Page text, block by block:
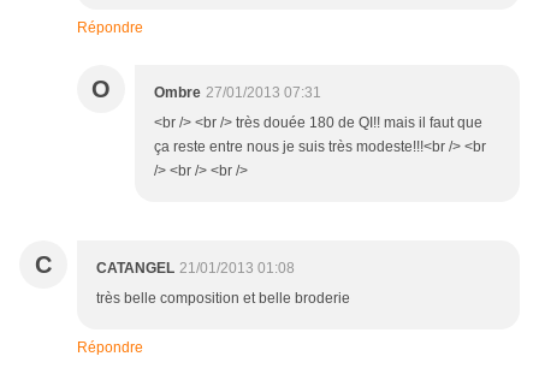
Répondre
O Ombre 27/01/2013 07:31
<br /> <br /> très douée 180 de QI!! mais il faut que
ça reste entre nous je suis très modeste!!!<br /> <br
/> <br /> <br />
C CATANGEL 21/01/2013 01:08
très belle composition et belle broderie
Répondre